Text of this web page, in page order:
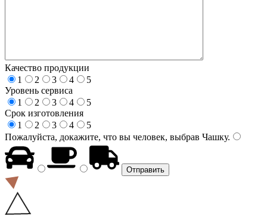
Качество продукции
1
2 3 4
5
Уровень сервиса
1
2 3 4
5
Срок изготовления
1
2 3 4
5
Пожалуйста, докажите, что вы человек, выбрав Чашку.